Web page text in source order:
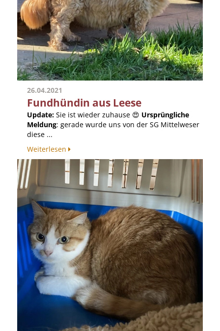
26.04.2021
Fundhündin aus Leese
Update: Sie ist wieder zuhause 😍 Ursprüngliche
Meldung: gerade wurde uns von der SG Mittelweser
diese ...
Weiterlesen